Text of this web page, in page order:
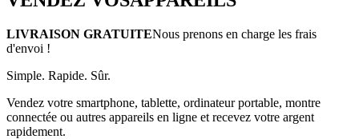
LIVRAISON GRATUITENous prenons en charge les frais
d'envoi !
Simple. Rapide. Sûr.
Vendez votre smartphone, tablette, ordinateur portable, montre
connectée ou autres appareils en ligne et recevez votre argent
rapidement.